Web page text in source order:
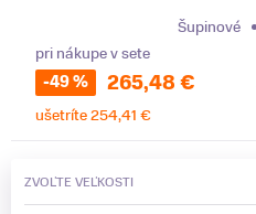
Šupinové
pri nákupe v sete
-49 %
265,48 €
ušetríte 254,41 €
ZVOĽTE VEĽKOSTI